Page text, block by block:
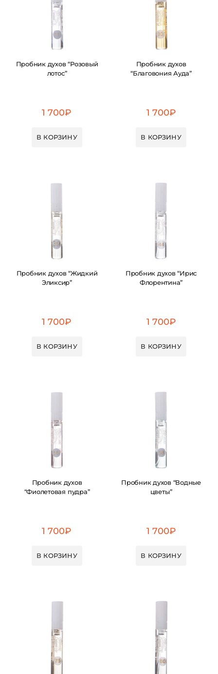
Пробник духов “Розовый
лотос”
1 700₽
В КОРЗИНУ
Пробник духов
“Благовония Ауда”
1 700₽
В КОРЗИНУ
Пробник духов “Жидкий
Эликсир”
1 700₽
В КОРЗИНУ
Пробник духов “Ирис
Флорентина”
1 700₽
В КОРЗИНУ
Пробник духов
“Фиолетовая пудра”
1 700₽
В КОРЗИНУ
Пробник духов “Водные
цветы”
1 700₽
В КОРЗИНУ